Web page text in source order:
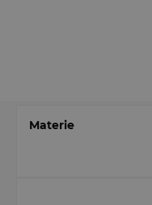
Materie